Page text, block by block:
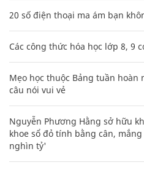
20 số điện thoại ma ám bạn
Các công thức hóa học lớp 8, 9
Mẹo học thuộc Bảng tuần hoàn
câu nói vui vẻ
Nguyễn Phương Hằng sở hữu
khoe sổ đỏ tính bằng cân,
nghìn tỷ'